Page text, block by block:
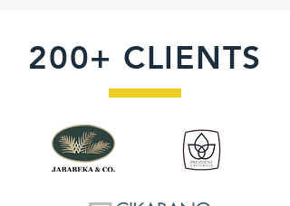
200+ CLIENTS